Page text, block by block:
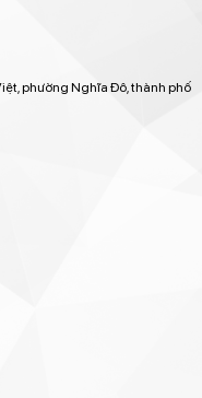
phường Nghĩa Đô, thành phố